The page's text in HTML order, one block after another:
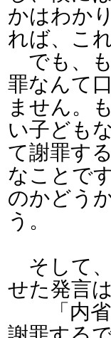
かはわか
れば、こ
でも、
罪なんて
ません。
い子ども
て謝罪す
なことで
のかどう
う。
そして
せた発言は
「内省